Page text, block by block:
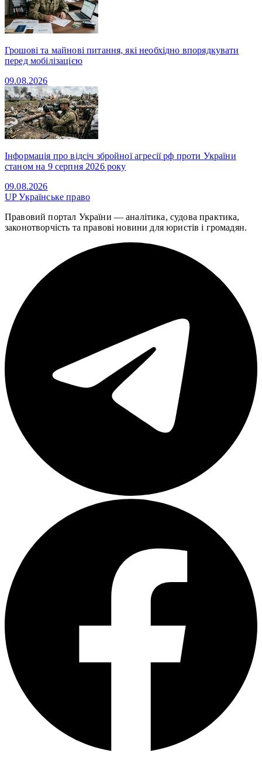
Грошові та майнові питання, які необхідно впорядкувати
перед мобілізацією
09.08.2026
Інформація про відсіч збройної агресії рф проти України
станом на 9 серпня 2026 року
09.08.2026
UPУкраїнське право
Правовий портал України — аналітика, судова практика,
законотворчість та правові новини для юристів і громадян.